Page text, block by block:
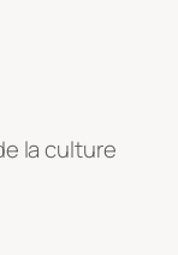
la culture